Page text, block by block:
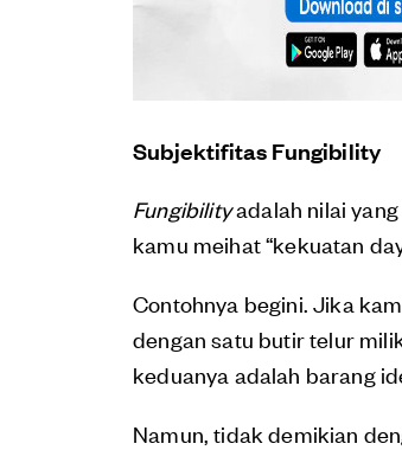
Subjektifitas Fungibility
Fungibilityadalah nilai
kamu meihat “kekuatan
Contohnya begini. Jika
dengan satu butir telur
keduanya adalah barang
Namun, tidak demikian